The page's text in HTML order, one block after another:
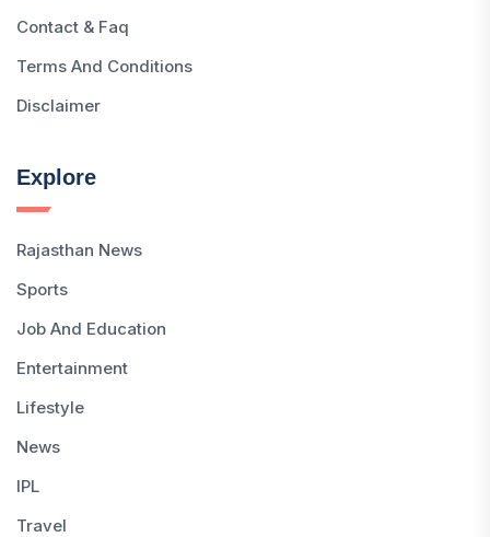
Contact & Faq
Terms And Conditions
Disclaimer
Explore
Rajasthan News
Sports
Job And Education
Entertainment
Lifestyle
News
IPL
Travel